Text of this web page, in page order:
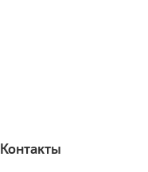
Контакты